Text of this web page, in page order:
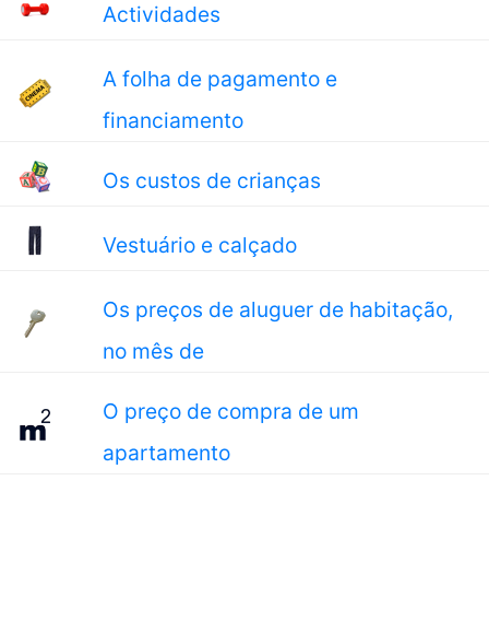
Actividades
A folha de pagamento e
financiamento
Os custos de crianças
Vestuário e calçado
Os preços de aluguer de habitação,
no mês de
O preço de compra de um
apartamento